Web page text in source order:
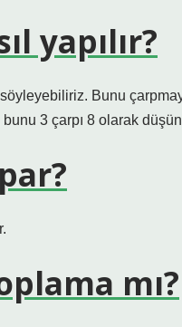
yapılır?
Bunu
3 çarpı 8 olarak
mı?